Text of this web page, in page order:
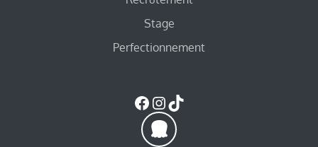
Stage
Perfectionnement
Facebook
Instagram
TikTok